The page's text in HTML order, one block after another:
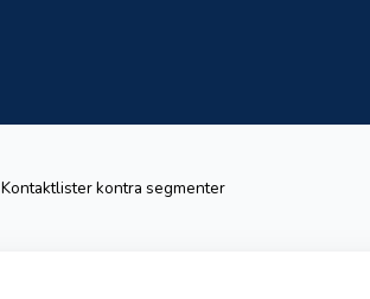
Kontaktlister kontra segmenter